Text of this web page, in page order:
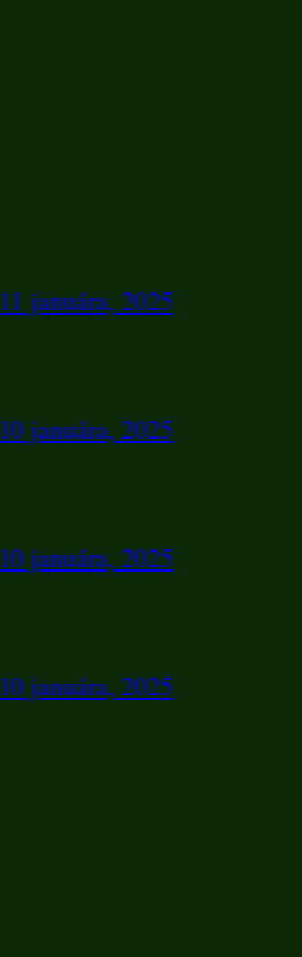
11 januára, 2025
10 januára, 2025
10 januára, 2025
10 januára, 2025